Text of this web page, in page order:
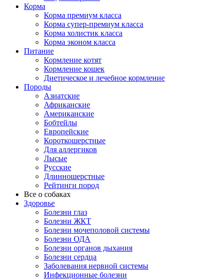
Корма
Корма премиум класса
Корма супер-премиум класса
Корма холистик класса
Корма эконом класса
Питание
Кормление котят
Кормление кошек
Диетическое и лечебное кормление
Породы
Азиатские
Африканские
Американские
Бобтейлы
Европейские
Короткошерстные
Для аллергиков
Лысые
Русские
Длинношерстные
Рейтинги пород
Все о собаках
Здоровье
Болезни глаз
Болезни ЖКТ
Болезни мочеполовой системы
Болезни ОДА
Болезни органов дыхания
Болезни сердца
Заболевания нервной системы
Инфекционные болезни